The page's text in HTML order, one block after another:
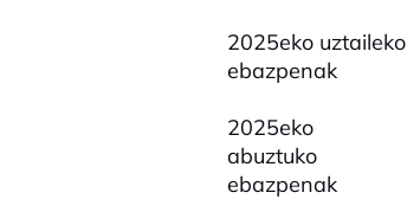
2025eko uztaileko
ebazpenak
2025eko
abuztuko
ebazpenak